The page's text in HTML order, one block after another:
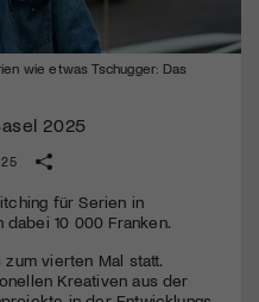
wie etwas Tschugger: Das
2025
für Serien in
dabei 10 000 Franken.
vierten Mal statt.
Kreativen aus der
Kulturschaffende(r) oder
kostenlosen Zugang zu